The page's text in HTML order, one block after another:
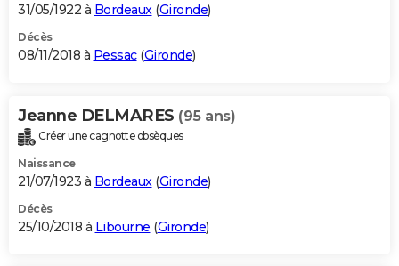
31/05/1922 à Bordeaux(Gironde)
Décès
08/11/2018 à Pessac(Gironde)
Jeanne DELMARES (95 ans)
Créer une cagnotte obsèques
Naissance
21/07/1923 à Bordeaux (Gironde)
Décès
25/10/2018 à Libourne (Gironde)